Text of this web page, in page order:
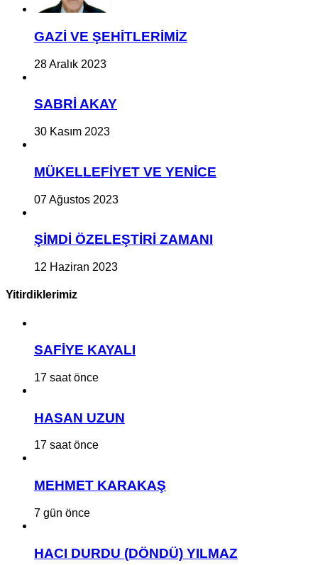
GAZİ VE ŞEHİTLERİMİZ
28 Aralık 2023
SABRİ AKAY
30 Kasım 2023
MÜKELLEFİYET VE YENİCE
07 Ağustos 2023
ŞİMDİ ÖZELEŞTİRİ ZAMANI
12 Haziran 2023
Yitirdiklerimiz
SAFİYE KAYALI
17 saat önce
HASAN UZUN
17 saat önce
MEHMET KARAKAŞ
7 gün önce
HACI DURDU (DÖNDÜ) YILMAZ